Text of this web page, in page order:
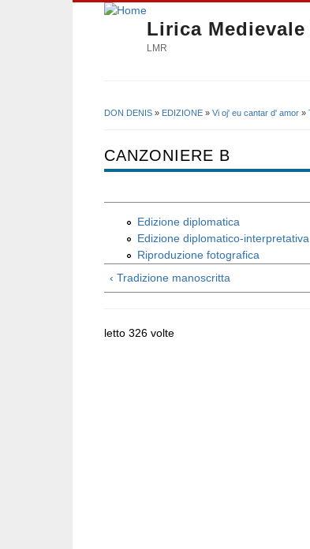
Lirica Medievale
LMR
DON DENIS » EDIZIONE » Vi oj' eu cantar d' amor »
CANZONIERE B
Edizione diplomatica
Edizione diplomatico-interpretativa
Riproduzione fotografica
‹ Tradizione manoscritta
letto 326 volte